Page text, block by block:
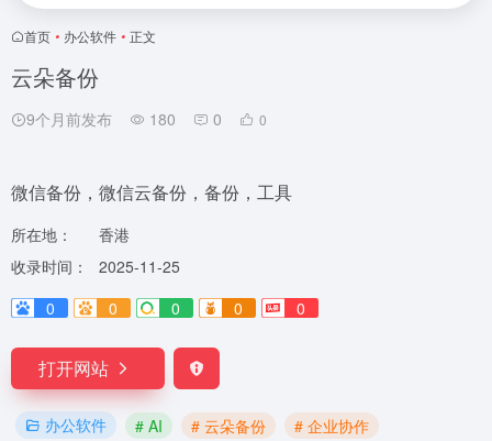
首页 • 办公软件 • 正文
云朵备份
9个月前发布 180 0 0
微信备份，微信云备份，备份，工具
所在地：
香港
收录时间：
2025-11-25
0
0 0 0 0
打开网站
办公软件 # AI # 云朵备份
# 企业协作